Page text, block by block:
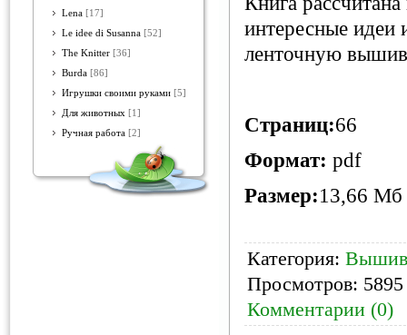
Lena [17]
Le idee di Susanna [52]
The Knitter [36]
Burda [86]
Игрушки своими руками [5]
Для животных [1]
Ручная работа [2]
интересные идеи
ленточную
Страниц:66
Формат: pdf
Размер:13,66 Мб
Категория:
Просмотров:
Комментарии (0)